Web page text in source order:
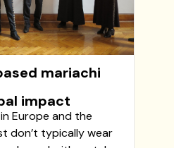
mariachi
impact
Europe and the
don’t typically wear